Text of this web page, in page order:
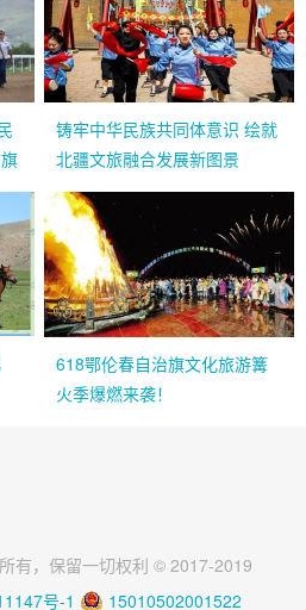
铸牢中华民族共同体意识 绘就
北疆文旅融合发展新图景
618鄂伦春自治旗文化旅游篝
火季爆燃来袭！
有，保留一切权利 © 2017-2019
号-1
15010502001522